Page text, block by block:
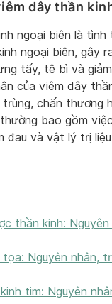
dây thần
ngoại biên là tình
ngoại biên, gây
tấy, tê bì và
của viêm dây
chấn thương
bao gồm
đau và vật lý trị
thần kinh:
Nguyên nhân,
tim: Nguyên